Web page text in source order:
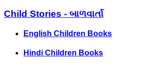
Child Stories - બાળવાર્તા
English Children Books
Hindi Children Books